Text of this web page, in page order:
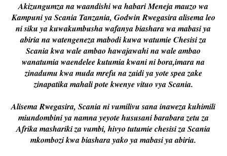
Akizungumza na waandishi wa habari Meneja mauzo wa
Kampuni ya Scania Tanzania, Godwin Rwegasira alisema leo
ni siku ya kuwakumbusha wafanya biashara wa mabasi ya
abiria na watengeneza mabodi kuwa watumie Chesisi za
Scania kwa wale ambao hawajawahi na wale ambao
wanatumia waendelee kutumia kwani ni bora,imara na
zinadumu kwa muda mrefu na zaidi ya yote spea zake
zinapatika mahali pote kwenye vituo vya Scania.
Alisema Rwegasira, Scania ni vumilivu sana inaweza kuhimili
miundombini ya namna yeyote hususani barabara zetu za
Afrika mashariki za vumbi, hivyo tutumie chesisi za Scania
mkombozi kwa biashara yako ya mabasi ya abiria.